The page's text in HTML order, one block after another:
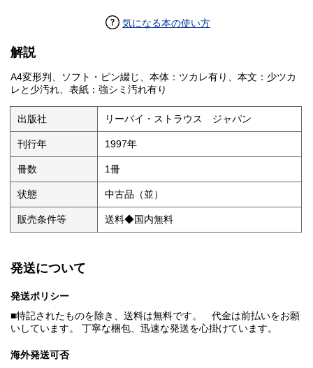
気になる本の使い方
解説
A4変形判、ソフト・ピン綴じ、本体：ツカレ有り、本文：少ツカ
レと少汚れ、表紙：強シミ汚れ有り
出版社 リーバイ・ストラウス ジャパン
刊行年 1997年
冊数 1冊
状態 中古品（並）
販売条件等 送料◆国内無料
発送について
発送ポリシー
■特記されたものを除き、送料は無料です。 代金は前払いをお願
いしています。 丁寧な梱包、迅速な発送を心掛けています。
海外発送可否